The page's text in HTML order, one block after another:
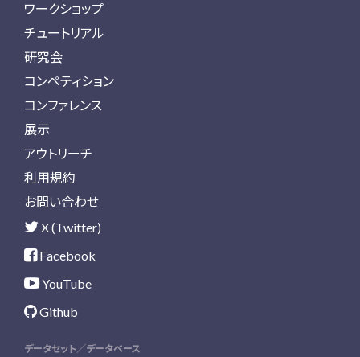
ワークショップ
チュートリアル
研究会
コンペティション
コンファレンス
展示
アウトリーチ
利用規約
お問い合わせ
X (Twitter)
Facebook
YouTube
Github
データセット／データベース